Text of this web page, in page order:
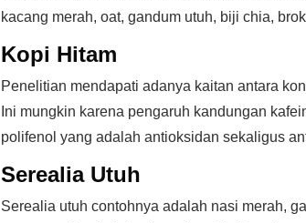
kacang merah, oat, gandum utuh, biji chia,
Kopi Hitam
Penelitian mendapati adanya kaitan antara
Ini mungkin karena pengaruh kandungan
polifenol yang adalah antioksidan sekaligus
Serealia Utuh
Serealia utuh contohnya adalah nasi merah,